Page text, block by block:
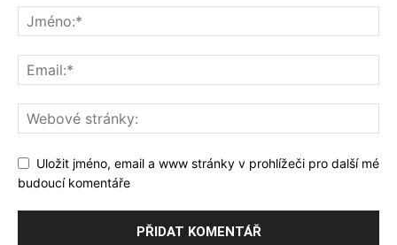
Uložit jméno, email a www stránky v prohlížeči pro další mé
budoucí komentáře